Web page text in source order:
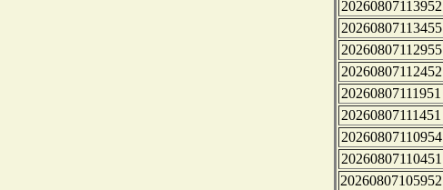
20260807113952
20260807113455
20260807112955
20260807112452
20260807111951
20260807111451
20260807110954
20260807110451
20260807105952